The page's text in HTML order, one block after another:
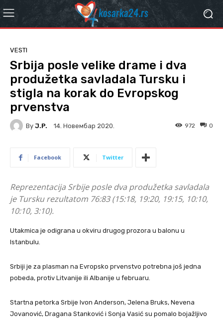
VESTI
Srbija posle velike drame i dva
produžetka savladala Tursku i
stigla na korak do Evropskog
prvenstva
By J.P. 14. Новембар 2020. 0
972
Facebook Twitter
Reprezentacija Srbije posle dva produžetka savladala
je Tursku rezultatom 76:83 (15:18, 19:20, 19:15, 10:10,
10:10, 3:10).
Utakmica je odigrana u okviru drugog prozora u balonu u
Istanbulu.
Srbiji je za plasman na Evropsko prvenstvo potrebna još jedna
pobeda, protiv Litvanije ili Albanije u februaru.
Startna petorka Srbije Ivon Anderson, Jelena Bruks, Nevena
Jovanović, Dragana Stanković i Sonja Vasić su pomalo bojažljivo